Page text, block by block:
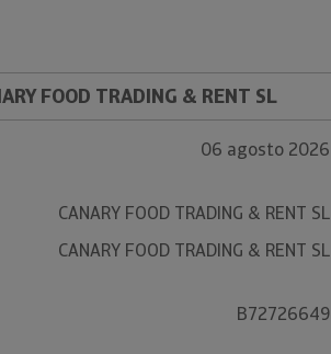
FOOD TRADING & RENT SL
06 agosto 2026
CANARY FOOD TRADING & RENT SL
CANARY FOOD TRADING & RENT SL
B72726649